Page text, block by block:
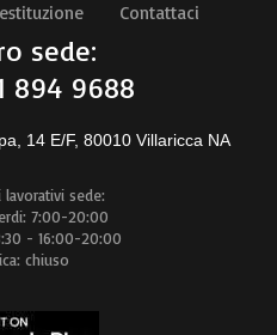
Contattaci
sede:
894 9688
14 E/F, 80010 Villaricca NA
sede:
7:00-20:00
- 16:00-20:00
chiuso